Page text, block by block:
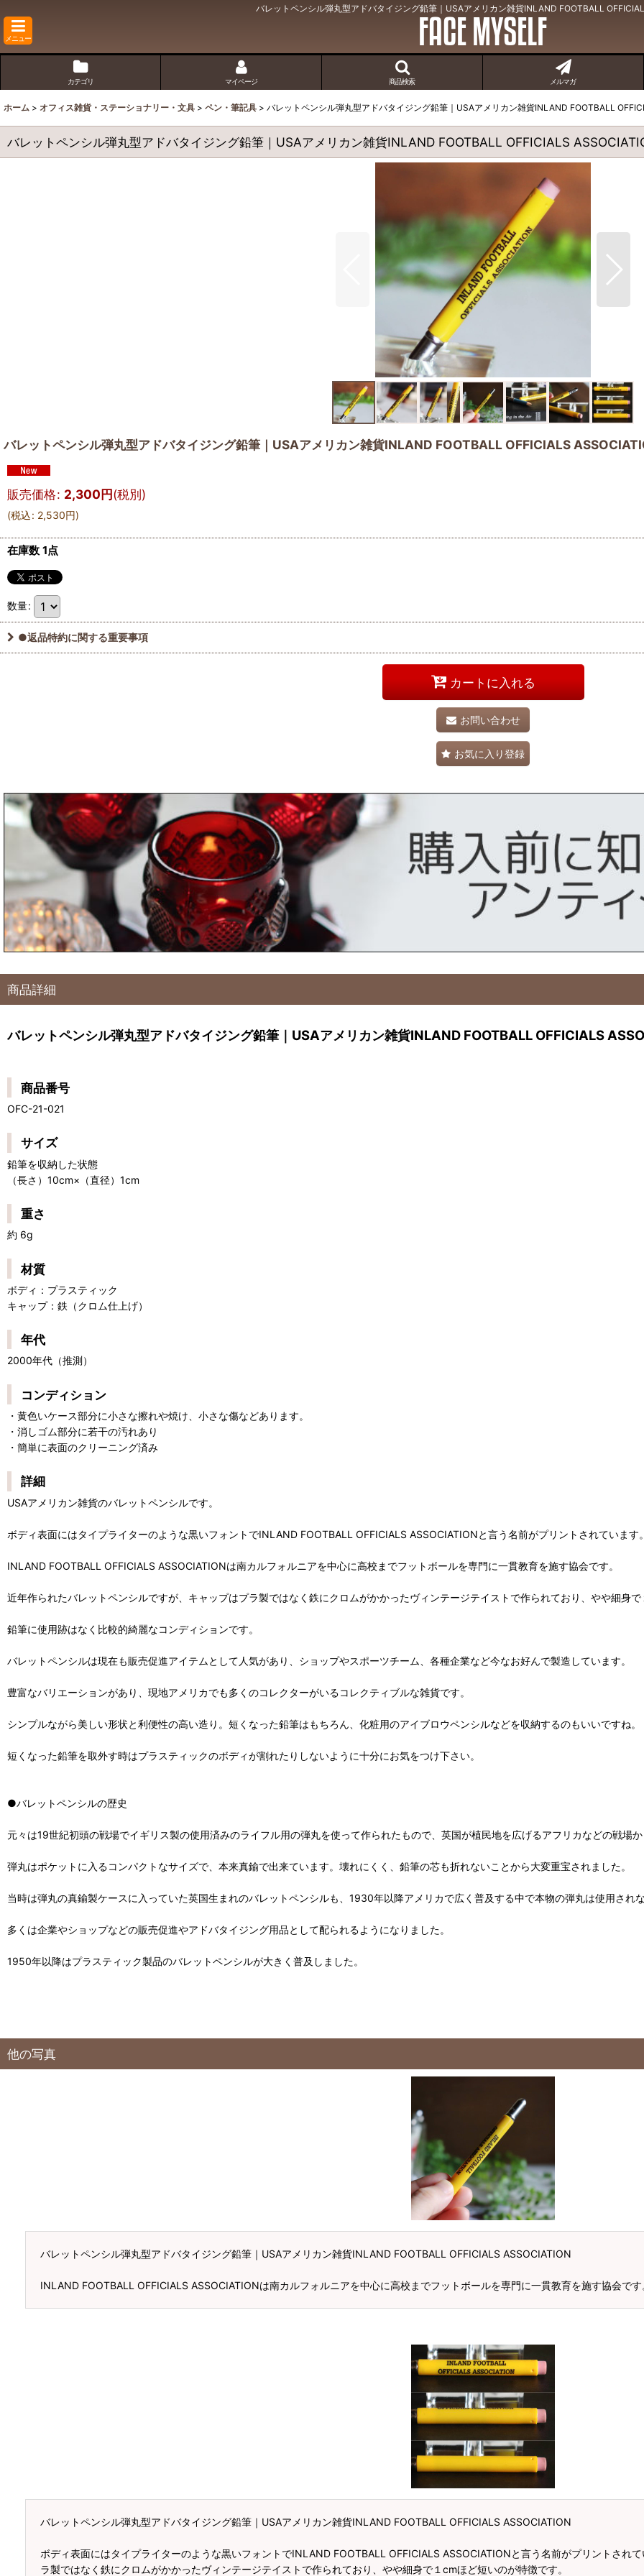
バレットペンシル弾丸型アドバタイジング鉛筆｜USAアメリカン雑貨INLAND FOOTBALL
メニュー
カテゴリ マイページ 商品検索 メルマガ
ホーム > オフィス雑貨・ステーショナリー・文具 > ペン・筆記具 > バレットペンシル弾丸型アドバタイジング鉛筆｜USAアメリカン雑貨INLAND FOOTBALL
バレットペンシル弾丸型アドバタイジング鉛筆｜USAアメリカン雑貨INLAND FOOTBALL OFFICIALS
バレットペンシル弾丸型アドバタイジング鉛筆｜USAアメリカン雑貨INLAND FOOTBALL OFFICIALS
販売価格: 2,300円(税別)
(税込: 2,530円)
在庫数 1点
数量:
●返品特約に関する重要事項
カートに入れる
お問い合わせ
お気に入り登録
商品詳細
バレットペンシル弾丸型アドバタイジング鉛筆｜USAアメリカン雑貨INLAND FOOTBALL OFFICIALS
商品番号
OFC-21-021
サイズ
鉛筆を収納した状態
（長さ）10cm×（直径）1cm
重さ
約 6g
材質
ボディ：プラスティック
キャップ：鉄（クロム仕上げ）
年代
2000年代（推測）
コンディション
・黄色いケース部分に小さな擦れや焼け、小さな傷などあります。
・消しゴム部分に若干の汚れあり
・簡単に表面のクリーニング済み
詳細
USAアメリカン雑貨のバレットペンシルです。
ボディ表面にはタイプライターのような黒いフォントでINLAND FOOTBALL OFFICIALS ASSOCIATIONと言う名前がプリントされています。
INLAND FOOTBALL OFFICIALS ASSOCIATIONは南カルフォルニアを中心に高校までフットボールを専門に一貫教育を施す協会です。
近年作られたバレットペンシルですが、キャップはプラ製ではなく鉄にクロムがかかったヴィンテージテイストで作られており、やや細身で
鉛筆に使用跡はなく比較的綺麗なコンディションです。
バレットペンシルは現在も販売促進アイテムとして人気があり、ショップやスポーツチーム、各種企業など今なお好んで製造しています。
豊富なバリエーションがあり、現地アメリカでも多くのコレクターがいるコレクティブルな雑貨です。
シンプルながら美しい形状と利便性の高い造り。短くなった鉛筆はもちろん、化粧用のアイブロウペンシルなどを収納するのもいいですね。
短くなった鉛筆を取外す時はプラスティックのボディが割れたりしないように十分にお気をつけ下さい。
●バレットペンシルの歴史
元々は19世紀初頭の戦場でイギリス製の使用済みのライフル用の弾丸を使って作られたもので、英国が植民地を広げるアフリカなどの戦場
弾丸はポケットに入るコンパクトなサイズで、本来真鍮で出来ています。壊れにくく、鉛筆の芯も折れないことから大変重宝されました。
当時は弾丸の真鍮製ケースに入っていた英国生まれのバレットペンシルも、1930年以降アメリカで広く普及する中で本物の弾丸は使用され
多くは企業やショップなどの販売促進やアドバタイジング用品として配られるようになりました。
1950年以降はプラスティック製品のバレットペンシルが大きく普及しました。
他の写真
バレットペンシル弾丸型アドバタイジング鉛筆｜USAアメリカン雑貨INLAND FOOTBALL OFFICIALS ASSOCIATION
INLAND FOOTBALL OFFICIALS ASSOCIATIONは南カルフォルニアを中心に高校までフットボールを専門に一貫教育を施す協会です
バレットペンシル弾丸型アドバタイジング鉛筆｜USAアメリカン雑貨INLAND FOOTBALL OFFICIALS ASSOCIATION
ボディ表面にはタイプライターのような黒いフォントでINLAND FOOTBALL OFFICIALS ASSOCIATIONと言う名前がプリントされ
ラ製ではなく鉄にクロムがかかったヴィンテージテイストで作られており、やや細身で１cmほど短いのが特徴です。